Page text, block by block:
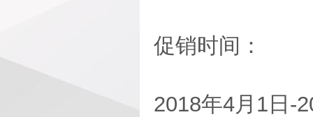
促销时间：
2018年4月1日-